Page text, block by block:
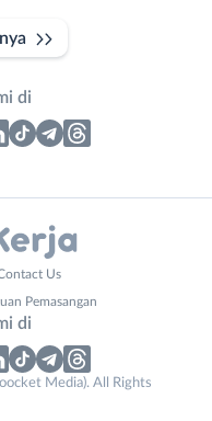
di
Us
Pemasangan
di
Media). All Rights